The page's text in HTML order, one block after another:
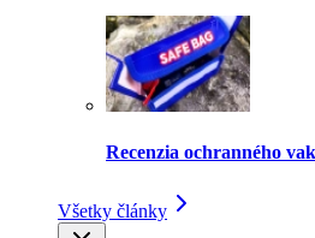
Recenzia ochranného
Všetky články